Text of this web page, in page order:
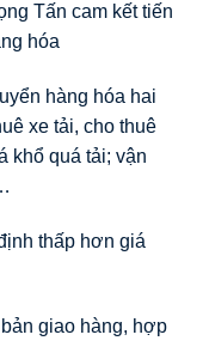
Tấn cam kết tiến
hóa
hàng hóa hai
xe tải, cho thuê
khổ quá tải; vận
thấp hơn giá
giao hàng, hợp